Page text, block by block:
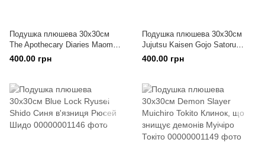
Подушка плюшева 30х30см
The Apothecary Diaries Maomao
and Jinshi Монолог травниці
МаоМао і Джинсі 1
400.00 грн
Подушка плюшева 30х30см
Jujutsu Kaisen Gojo Satoru
Магічна битва Годжо Сатору
400.00 грн